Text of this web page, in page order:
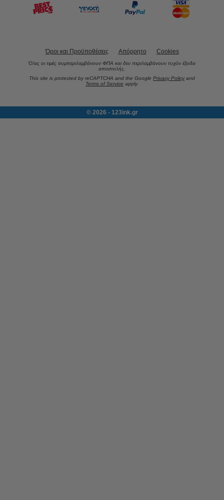
Όροι και Προϋποθέσεις Απόρρητο Cookies
Όλες οι τιμές συμπεριλαμβάνουν ΦΠΑ και δεν περιλαμβάνουν τυχόν έξοδα
αποστολής.
This site is protected by reCAPTCHA and the Google Privacy Policy and
Terms of Service apply.
© 2026 - 123ink.gr